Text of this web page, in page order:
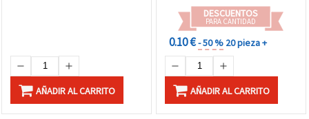
AÑADIR AL CARRITO
DESCUENTOS
PARA CANTIDAD
0.10 €- 50 % 20 pieza +
AÑADIR AL CARRITO